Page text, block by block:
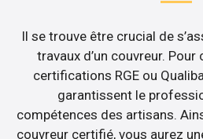
Il se trouve être crucial de
travaux d’un couvreur.
certifications RGE ou
garantissent le
compétences des artisans.
couvreur certifié, vous aurez